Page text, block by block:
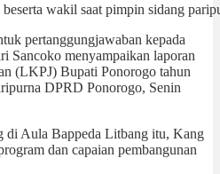
wakil saat pimpin sidang
pertanggungjawaban kepada
Sancoko menyampaikan laporan
(LKPJ) Bupati Ponorogo tahun
DPRD Ponorogo, Senin
di Aula Bappeda Litbang itu, Kang
dan capaian pembangunan